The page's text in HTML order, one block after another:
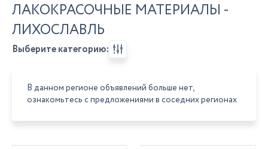
ЛАКОКРАСОЧНЫЕ МАТЕРИАЛЫ -
ЛИХОСЛАВЛЬ
Выберите категорию:
В данном регионе объявлений больше нет,
ознакомьтесь с предложениями в соседних регионах